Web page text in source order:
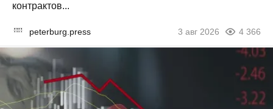
контрактов...
peterburg.press 3 авг 2026 4 366